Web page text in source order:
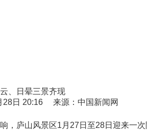
、日晕三景齐现
28日 20:16 来源：中国新闻网
庐山风景区1月27日至28日迎来一次